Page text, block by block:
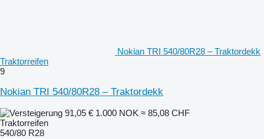
Nokian TRI 540/80R28 – Traktordekk
Traktorreifen
9
Nokian TRI 540/80R28 – Traktordekk
91,05 € 1.000 NOK ≈ 85,08 CHF
Traktorreifen
540/80 R28